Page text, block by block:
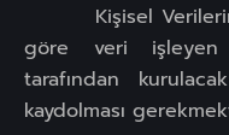
Kişisel
göre veri işleyen
tarafından
kaydolması